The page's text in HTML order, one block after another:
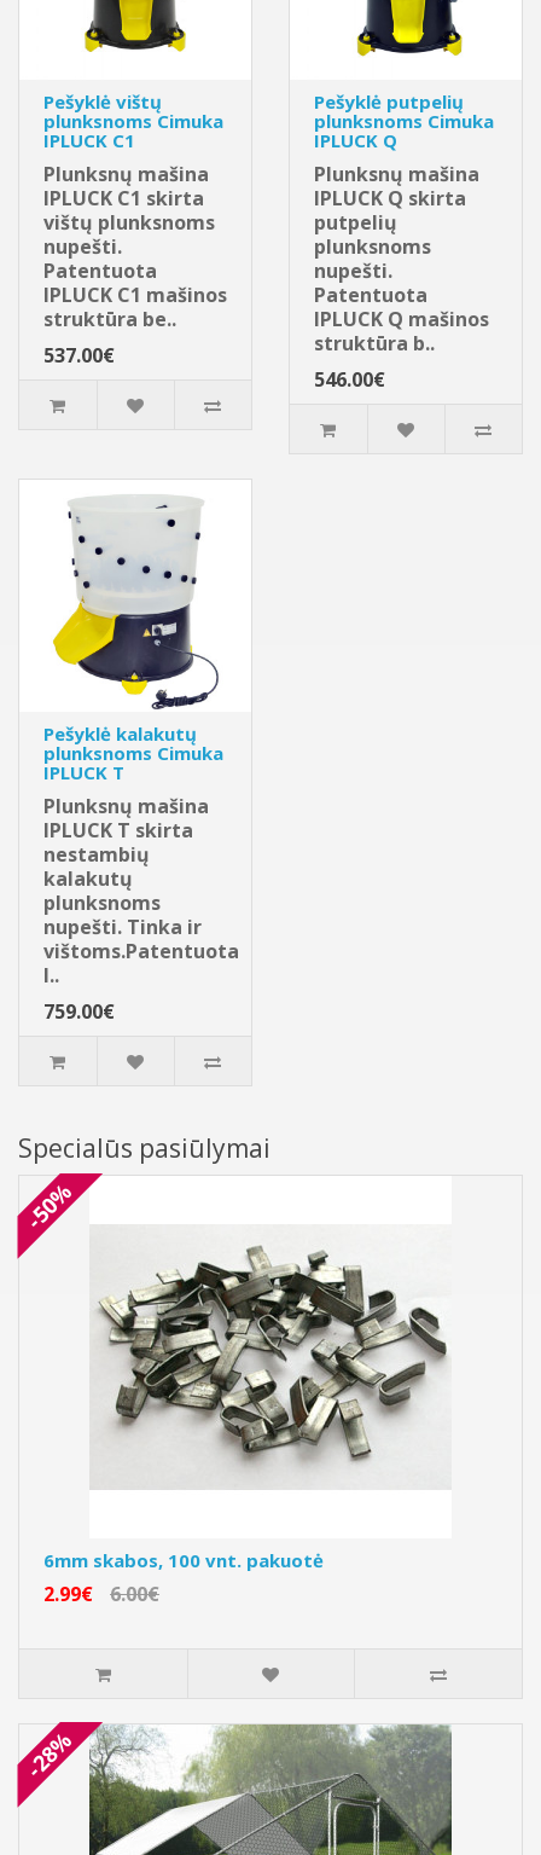
Pešyklė vištų
plunksnoms Cimuka
IPLUCK C1
Plunksnų mašina
IPLUCK C1 skirta
vištų plunksnoms
nupešti.
Patentuota
IPLUCK C1 mašinos
struktūra be..
537.00€
Pešyklė putpelių
plunksnoms Cimuka
IPLUCK Q
Plunksnų mašina
IPLUCK Q skirta
putpelių
plunksnoms
nupešti.
Patentuota
IPLUCK Q mašinos
struktūra b..
546.00€
Pešyklė kalakutų
plunksnoms Cimuka
IPLUCK T
Plunksnų mašina
IPLUCK T skirta
nestambių
kalakutų
plunksnoms
nupešti. Tinka ir
vištoms.Patentuota
I..
759.00€
Specialūs pasiūlymai
-50%
6mm skabos, 100 vnt. pakuotė
2.99€ 6.00€
-28%